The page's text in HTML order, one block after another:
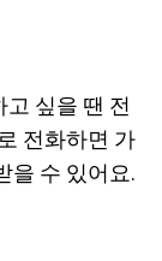
싶을 땐 전
전화하면 가
을 수 있어요.